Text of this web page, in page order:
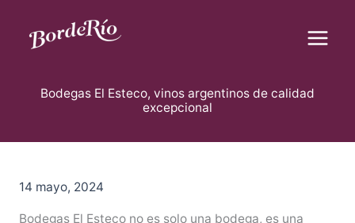
contenido
Bodegas El Esteco, vinos argentinos de calidad
excepcional
14 mayo, 2024
Bodegas El Esteco no es solo una bodega, es una